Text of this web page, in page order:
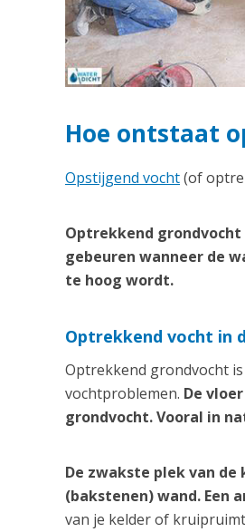
Hoe ontstaat
Opstijgend vocht(of
Optrekkend
gebeuren wanneer de
te hoog wordt.
Optrekkend vocht in
Optrekkend grondvocht
vochtproblemen. De
grondvocht. Vooral in
De zwakste plek van
(bakstenen) wand. Een
van je kelder of